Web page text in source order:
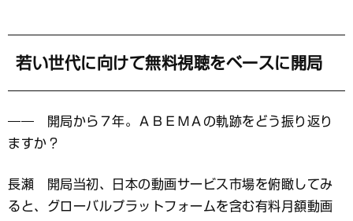
若い世代に向けて無料視聴をベースに開局
―― 開局から７年。ＡＢＥＭＡの軌跡をどう振り返り
ますか？
長瀬 開局当初、日本の動画サービス市場を俯瞰してみ
ると、グローバルプラットフォームを含む有料月額動画